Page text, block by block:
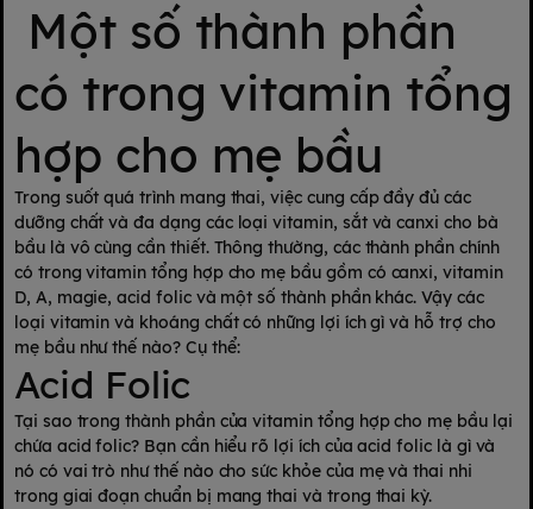
Một số thành phần
có trong vitamin tổng
hợp cho mẹ bầu
Trong suốt quá trình mang thai, việc cung cấp đầy đủ các
dưỡng chất và đa dạng các loại vitamin, sắt và canxi cho bà
bầu là vô cùng cần thiết. Thông thường, các thành phần chính
có trong vitamin tổng hợp cho mẹ bầu gồm có canxi, vitamin
D, A, magie, acid folic và một số thành phần khác. Vậy các
loại vitamin và khoáng chất có những lợi ích gì và hỗ trợ cho
mẹ bầu như thế nào? Cụ thể:
Acid Folic
Tại sao trong thành phần của vitamin tổng hợp cho mẹ bầu lại
chứa acid folic? Bạn cần hiểu rõ lợi ích của acid folic là gì và
nó có vai trò như thế nào cho sức khỏe của mẹ và thai nhi
trong giai đoạn chuẩn bị mang thai và trong thai kỳ.